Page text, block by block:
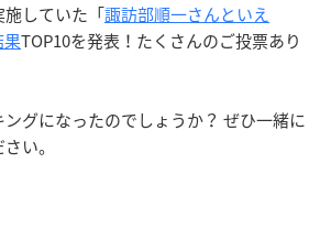
していた「諏訪部順一さんといえ
TOP10を発表！たくさんのご投票あり
グになったのでしょうか？ ぜひ一緒に
い。